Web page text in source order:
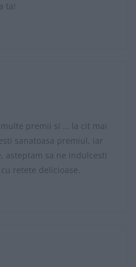
ta!
premii si … la cit mai
sanatoasa premiul, iar
asteptam sa ne indulcesti
retete delicioase.